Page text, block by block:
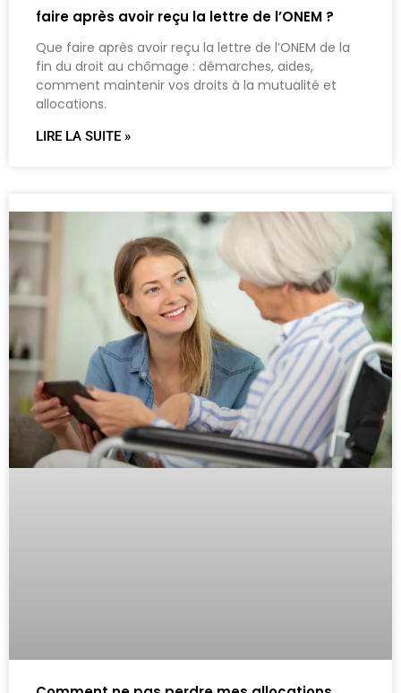
faire après avoir reçu la lettre de l’ONEM ?
Que faire après avoir reçu la lettre de l’ONEM de la
fin du droit au chômage : démarches, aides,
comment maintenir vos droits à la mutualité et
allocations.
LIRE LA SUITE »